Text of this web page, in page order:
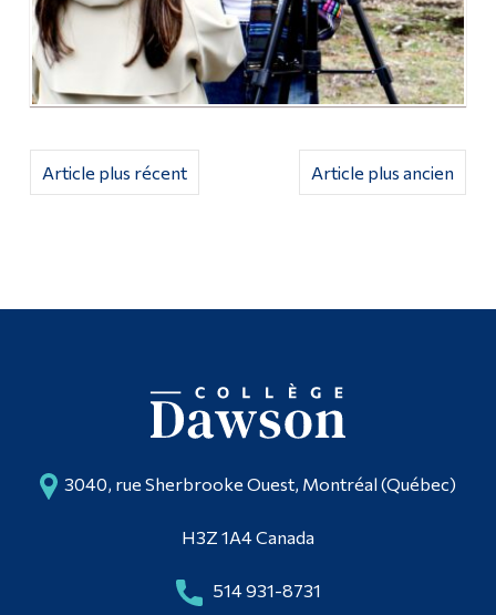
Article plus ancien
Article plus récent
3040, rue Sherbrooke Ouest, Montréal (Québec)
H3Z 1A4 Canada
514 931-8731